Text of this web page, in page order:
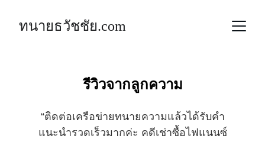
ทนายธวัชชัย.com
รีวิวจากลูกความ
“ติดต่อเครือข่ายทนายความแล้วได้รับคำ
แนะนำรวดเร็วมากค่ะ คดีเช่าซื้อไฟแนนซ์